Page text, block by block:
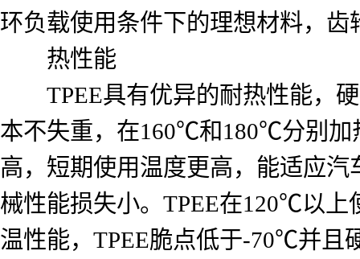
环负载使用条件下的理想材料，
热性能
TPEE具有优异的耐热性能，硬
本不失重，在160℃和180℃分别加
高，短期使用温度更高，能适应
械性能损失小。TPEE在120℃以上
温性能，TPEE脆点低于-70℃并且